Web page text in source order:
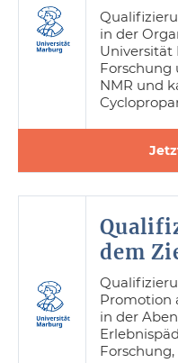
in der
Universität
Forschung
NMR und
dem
Promotion
in der